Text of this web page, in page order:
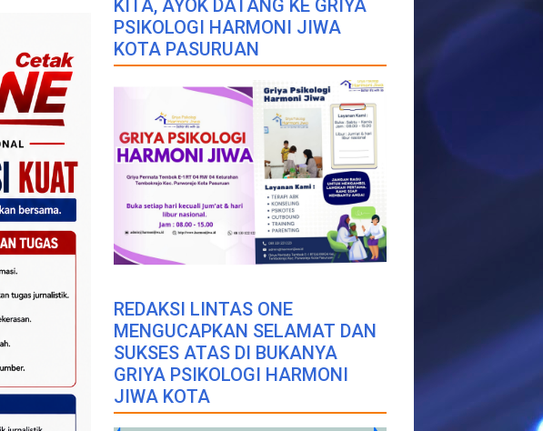
KITA, AYOK DATANG KE GRIYA
PSIKOLOGI HARMONI JIWA
KOTA PASURUAN
REDAKSI LINTAS ONE
MENGUCAPKAN SELAMAT DAN
SUKSES ATAS DI BUKANYA
GRIYA PSIKOLOGI HARMONI
JIWA KOTA